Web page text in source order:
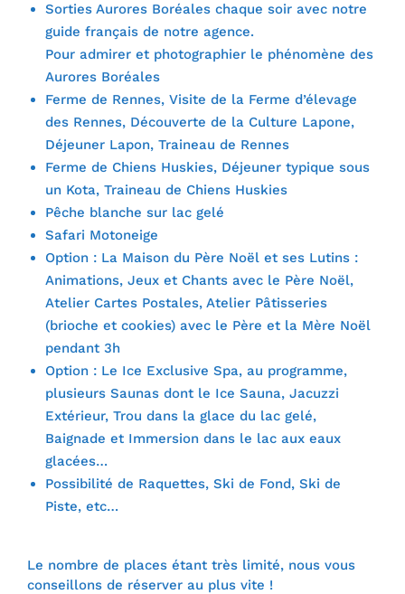
Sorties Aurores Boréales chaque soir avec notre
guide français de notre agence.
Pour admirer et photographier le phénomène des
Aurores Boréales
Ferme de Rennes, Visite de la Ferme d’élevage
des Rennes, Découverte de la Culture Lapone,
Déjeuner Lapon, Traineau de Rennes
Ferme de Chiens Huskies, Déjeuner typique sous
un Kota, Traineau de Chiens Huskies
Pêche blanche sur lac gelé
Safari Motoneige
Option : La Maison du Père Noël et ses Lutins :
Animations, Jeux et Chants avec le Père Noël,
Atelier Cartes Postales, Atelier Pâtisseries
(brioche et cookies) avec le Père et la Mère Noël
pendant 3h
Option : Le Ice Exclusive Spa, au programme,
plusieurs Saunas dont le Ice Sauna, Jacuzzi
Extérieur, Trou dans la glace du lac gelé,
Baignade et Immersion dans le lac aux eaux
glacées…
Possibilité de Raquettes, Ski de Fond, Ski de
Piste, etc…
Le nombre de places étant très limité, nous vous
conseillons de réserver au plus vite !